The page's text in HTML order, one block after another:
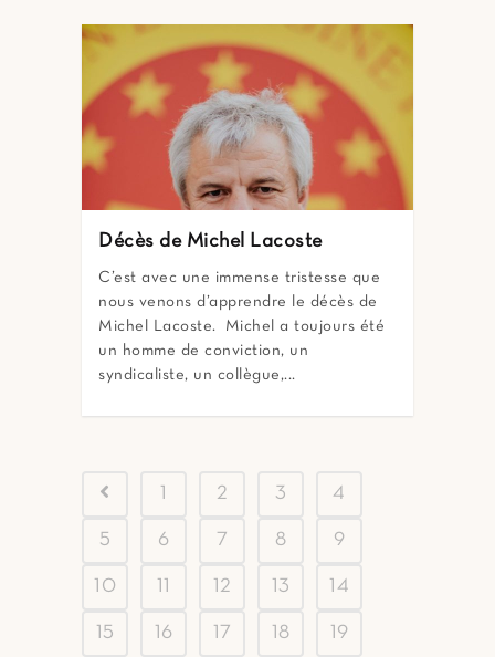
Décès de Michel Lacoste
C’est avec une immense tristesse que
nous venons d’apprendre le décès de
Michel Lacoste. Michel a toujours été
un homme de conviction, un
syndicaliste, un collègue,...
2 3 4
5 6 7 8 9
10 12 13 14
15 16 17 18 19